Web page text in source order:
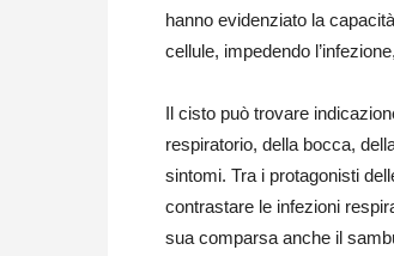
hanno evidenziato la
cellule, impedendo
Il cisto può trovare
respiratorio, della bocca,
sintomi. Tra i protagonisti
contrastare le infezioni
sua comparsa anche il